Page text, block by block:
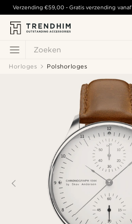
Zoeken
Verzending€59,00 - Gratis verzending vanaf
Horloges Polshorloges